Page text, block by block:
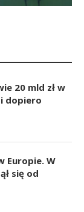
20 mld zł w
dopiero
Europie. W
się od